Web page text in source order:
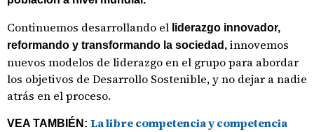
Continuemos desarrollando el liderazgo innovador,
reformando y transformando la sociedad, innovemos
nuevos modelos de liderazgo en el grupo para abordar
los objetivos de Desarrollo Sostenible, y no dejar a nadie
atrás en el proceso.
VEA TAMBIÉN: La libre competencia y competencia